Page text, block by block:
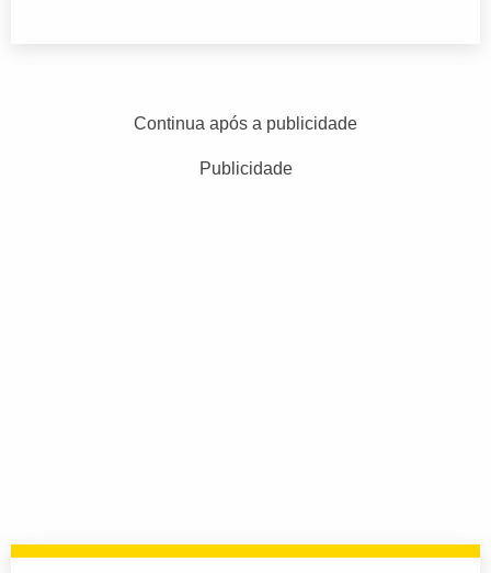
Continua após a publicidade
Publicidade